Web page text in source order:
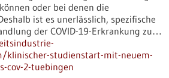
oder bei denen die
ist es unerlässlich, spezifische
der COVID-19-Erkrankung zu…
klinischer-studienstart-mit-neuem-
cov-2-tuebingen